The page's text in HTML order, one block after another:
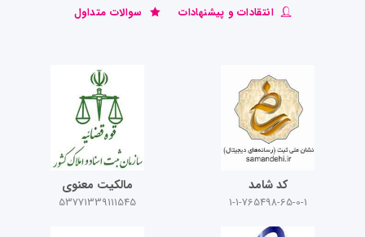
انتقادات و پیشنهادات سوالات متداول
کد شامد
1-1-765498-65-0-1
مالکیت معنوی
53771339111545